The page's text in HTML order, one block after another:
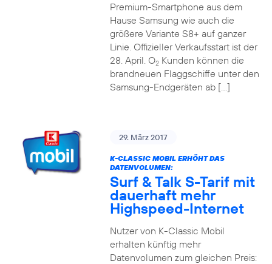
Premium-Smartphone aus dem
Hause Samsung wie auch die
größere Variante S8+ auf ganzer
Linie. Offizieller Verkaufsstart ist der
28. April. O2Kunden können die
brandneuen Flaggschiffe unter den
Samsung-Endgeräten ab […]
29. März 2017
K-CLASSIC MOBIL ERHÖHT DAS
DATENVOLUMEN:
Surf & Talk S-Tarif mit
dauerhaft mehr
Highspeed-Internet
Nutzer von K-Classic Mobil
erhalten künftig mehr
Datenvolumen zum gleichen Preis: